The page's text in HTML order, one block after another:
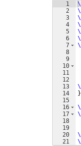
1
2
3
4
5
6
7
8
9
10
11
12
13
14
15
16
17
18
19
20
21
}